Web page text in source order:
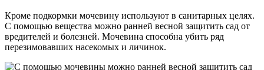
Кроме подкормки мочевину используют в санитарных целях.
С помощью вещества можно ранней весной защитить сад от
вредителей и болезней. Мочевина способна убить ряд
перезимовавших насекомых и личинок.